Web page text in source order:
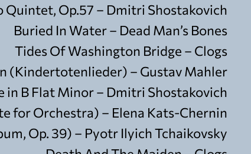
Quintet, Op.57 – Dmitri Shostakovich
Buried In Water – Dead Man’s Bones
Tides Of Washington Bridge – Clogs
(Kindertotenlieder) – Gustav Mahler
in B Flat Minor – Dmitri Shostakovich
for Orchestra) – Elena Kats-Chernin
Op. 39) – Pyotr Ilyich Tchaikovsky